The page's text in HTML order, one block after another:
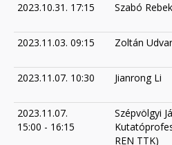
2023.10.31. 17:15
Szabó
2023.11.03. 09:15
Zoltán
2023.11.07. 10:30
Jianrong Li
2023.11.07.
15:00 - 16:15
Szépvölgyi
REN TTK)